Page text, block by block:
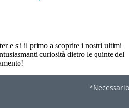
e sii il primo a scoprire i nostri ultimi
curiosità dietro le quinte del
*Necessario